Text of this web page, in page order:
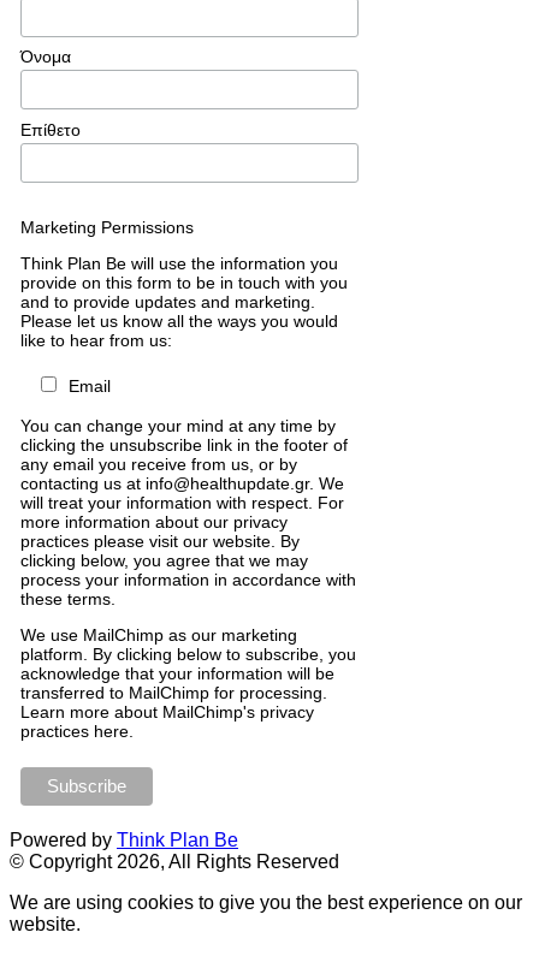
Όνομα
Επίθετο
Marketing Permissions
Think Plan Be will use the information you
provide on this form to be in touch with you
and to provide updates and marketing.
Please let us know all the ways you would
like to hear from us:
Email
You can change your mind at any time by
clicking the unsubscribe link in the footer of
any email you receive from us, or by
contacting us at info@healthupdate.gr. We
will treat your information with respect. For
more information about our privacy
practices please visit our website. By
clicking below, you agree that we may
process your information in accordance with
these terms.
We use MailChimp as our marketing
platform
By clicking below to subscribe you
acknowledge that your information will be
transferred to MailChimp for processing
Learn more about MailChimp's privacy
practices here
Powered by Think Plan Be
© Copyright 2026, All Rights Reserved
We are using cookies to give you the best experience on our
website.